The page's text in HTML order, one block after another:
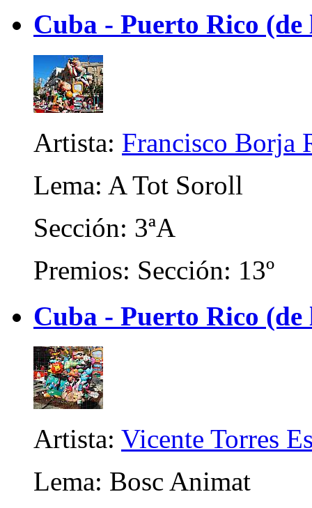
Cuba - Puerto Rico
Artista: Francisco Borja
Lema: A Tot Soroll
Sección: 3ªA
Premios: Sección: 13º
Cuba - Puerto Rico
Artista: Vicente Torres
Lema: Bosc Animat